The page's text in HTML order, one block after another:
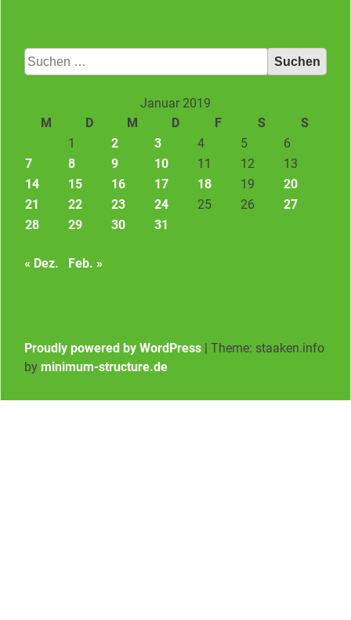
Suchen
nach:
Januar 2019
M
D M D F S
S
1
2 3 4 5
6
7
8 9 10 11 12
13
14
15 16 17 18 19
20
21
22 23 24 25 26
27
28
29 30 31
« Dez. Feb. »
Proudly powered by WordPress
Theme: staaken.info
by minimum-structure.de